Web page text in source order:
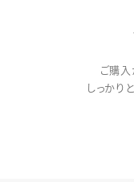
ご購入
しっかり